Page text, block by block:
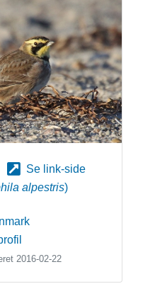
Se link-side
alpestris)
2016-02-22